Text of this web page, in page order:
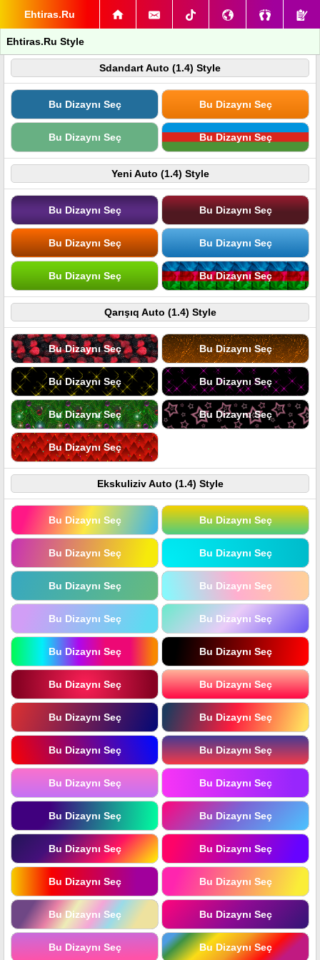
Ehtiras.Ru
Ehtiras.Ru Style
Sdandart Auto (1.4) Style
Bu Dizaynı Seç Bu Dizaynı Seç
Bu Dizaynı Seç Bu Dizaynı Seç
Yeni Auto (1.4) Style
Bu Dizaynı Seç Bu Dizaynı Seç
Bu Dizaynı Seç Bu Dizaynı Seç
Bu Dizaynı Seç Bu Dizaynı Seç
Qarışıq Auto (1.4) Style
Bu Dizaynı Seç Bu Dizaynı Seç
Bu Dizaynı Seç Bu Dizaynı Seç
Bu Dizaynı Seç Bu Dizaynı Seç
Bu Dizaynı Seç
Ekskuliziv Auto (1.4) Style
Bu Dizaynı Seç Bu Dizaynı Seç
Bu Dizaynı Seç Bu Dizaynı Seç
Bu Dizaynı Seç Bu Dizaynı Seç
Bu Dizaynı Seç Bu Dizaynı Seç
Bu Dizaynı Seç Bu Dizaynı Seç
Bu Dizaynı Seç Bu Dizaynı Seç
Bu Dizaynı Seç Bu Dizaynı Seç
Bu Dizaynı Seç Bu Dizaynı Seç
Bu Dizaynı Seç Bu Dizaynı Seç
Bu Dizaynı Seç Bu Dizaynı Seç
Bu Dizaynı Seç Bu Dizaynı Seç
Bu Dizaynı Seç Bu Dizaynı Seç
Bu Dizaynı Seç Bu Dizaynı Seç
Bu Dizaynı Seç Bu Dizaynı Seç